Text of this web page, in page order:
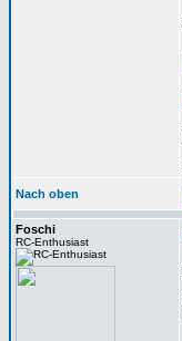
Nach oben
Foschi
RC-Enthusiast